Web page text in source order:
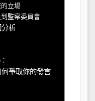
立場
監察委員會
分析
爭取你的發言